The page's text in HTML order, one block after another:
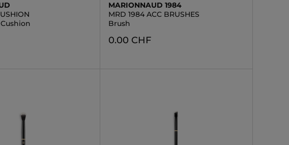
MARIONNAUD 1984
MRD 1984 ACC BRUSHES
Brush
0.00 CHF